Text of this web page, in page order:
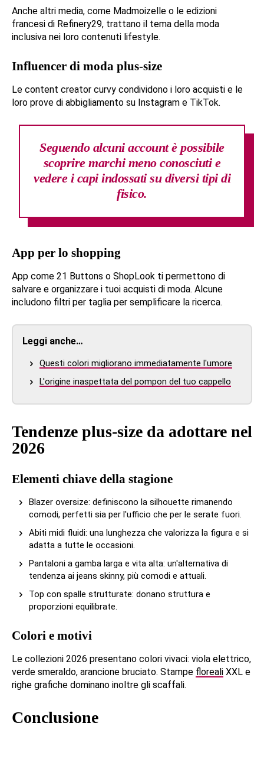
Anche altri media, come Madmoizelle o le edizioni
francesi di Refinery29, trattano il tema della moda
inclusiva nei loro contenuti lifestyle.
Influencer di moda plus-size
Le content creator curvy condividono i loro acquisti e le
loro prove di abbigliamento su Instagram e TikTok.
Seguendo alcuni account è possibile
scoprire marchi meno conosciuti e
vedere i capi indossati su diversi tipi di
fisico.
App per lo shopping
App come 21 Buttons o ShopLook ti permettono di
salvare e organizzare i tuoi acquisti di moda. Alcune
includono filtri per taglia per semplificare la ricerca.
Leggi anche…
Questi colori migliorano immediatamente l'umore
L'origine inaspettata del pompon del tuo cappello
Tendenze plus-size da adottare nel
2026
Elementi chiave della stagione
Blazer oversize: definiscono la silhouette rimanendo
comodi, perfetti sia per l'ufficio che per le serate fuori.
Abiti midi fluidi: una lunghezza che valorizza la figura e si
adatta a tutte le occasioni.
Pantaloni a gamba larga e vita alta: un'alternativa di
tendenza ai jeans skinny, più comodi e attuali.
Top con spalle strutturate: donano struttura e
proporzioni equilibrate.
Colori e motivi
Le collezioni 2026 presentano colori vivaci: viola elettrico,
verde smeraldo, arancione bruciato. Stampe floreali XXL e
righe grafiche dominano inoltre gli scaffali.
Conclusione